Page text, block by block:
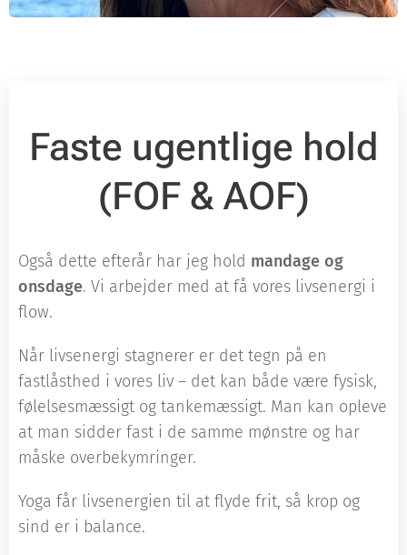
Faste ugentlige hold
(FOF & AOF)
Også dette efterår har jeg hold mandage og
onsdage. Vi arbejder med at få vores livsenergi i
flow.
Når livsenergi stagnerer er det tegn på en
fastlåsthed i vores liv – det kan både være fysisk,
følelsesmæssigt og tankemæssigt. Man kan opleve
at man sidder fast i de samme mønstre og har
måske overbekymringer.
Yoga får livsenergien til at flyde frit, så krop og
sind er i balance.